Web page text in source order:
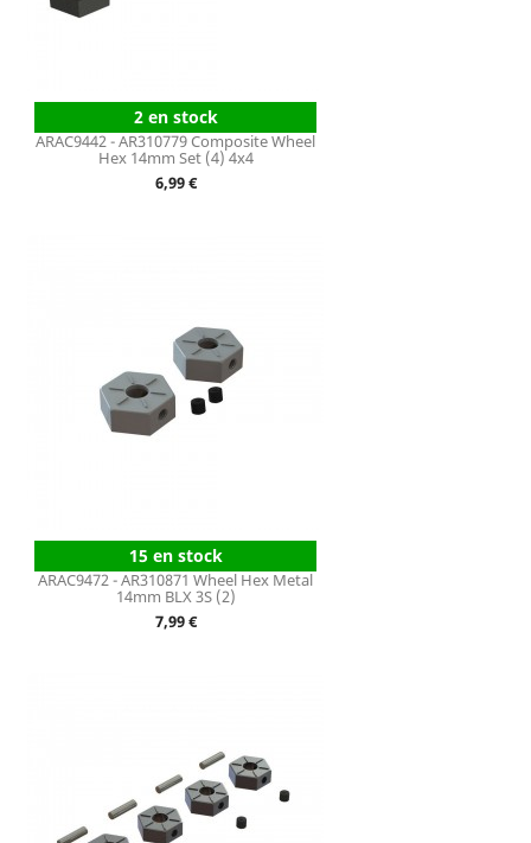
2 en stock
ARAC9442 - AR310779 Composite Wheel
Hex 14mm Set (4) 4x4
Prix
6,99 €
15 en stock
ARAC9472 - AR310871 Wheel Hex Metal
14mm BLX 3S (2)
Prix
7,99 €